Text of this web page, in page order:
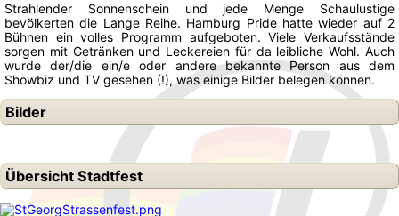
Strahlender Sonnenschein und jede Menge Schaulustige
bevölkerten die Lange Reihe. Hamburg Pride hatte wieder auf 2
Bühnen ein volles Programm aufgeboten. Viele Verkaufsstände
sorgen mit Getränken und Leckereien für da leibliche Wohl. Auch
wurde der/die ein/e oder andere bekannte Person aus dem
Showbiz und TV gesehen (!), was einige Bilder belegen können.
Bilder
Übersicht Stadtfest